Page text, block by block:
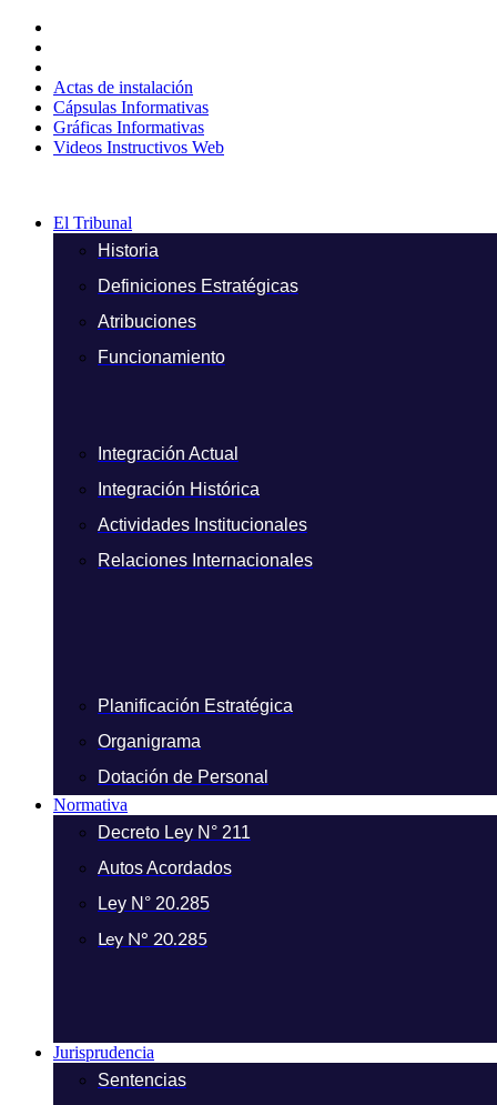
contenido
Actas de instalación
Cápsulas Informativas
Gráficas Informativas
Videos Instructivos Web
El Tribunal
Historia
Definiciones Estratégicas
Atribuciones
Funcionamiento
Integración Actual
Integración Histórica
Actividades Institucionales
Relaciones Internacionales
Planificación Estratégica
Organigrama
Dotación de Personal
Normativa
Decreto Ley N° 211
Autos Acordados
Ley N° 20.285
Ley N° 20.285
Jurisprudencia
Sentencias